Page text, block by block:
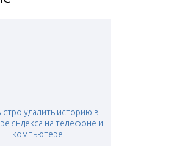
удалить историю в
яндекса на телефоне и
компьютере